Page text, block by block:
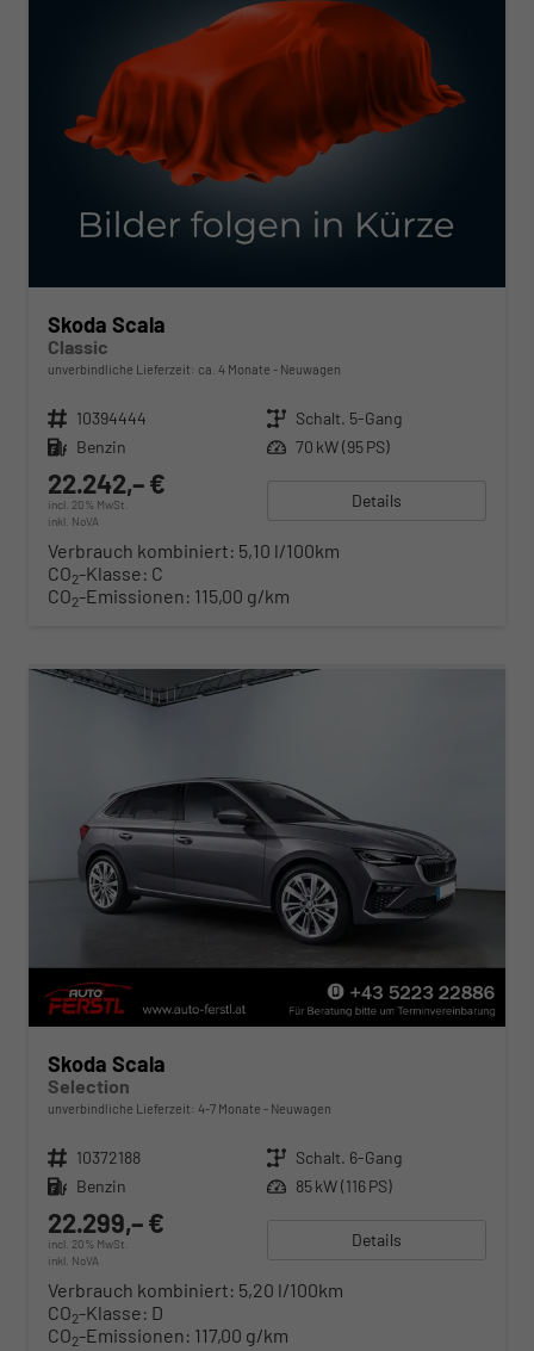
Skoda Scala
Classic
unverbindliche Lieferzeit: ca. 4 Monate Neuwagen
Fahrzeugnr. 10394444 Getriebe Schalt. 5-Gang
Kraftstoff Benzin Leistung 70 kW (95 PS)
22.242,– €
incl. 20% MwSt.
inkl. NoVA
Details
Verbrauch kombiniert: 5,10 l/100km
CO2-Klasse: C
CO2-Emissionen: 115,00 g/km
Skoda Scala
Selection
unverbindliche Lieferzeit: 4-7 Monate Neuwagen
Fahrzeugnr. 10372188 Getriebe Schalt. 6-Gang
Kraftstoff Benzin Leistung 85 kW (116 PS)
22.299,– €
incl. 20% MwSt.
inkl. NoVA
Details
Verbrauch kombiniert: 5,20 l/100km
CO2-Klasse: D
CO2-Emissionen: 117,00 g/km